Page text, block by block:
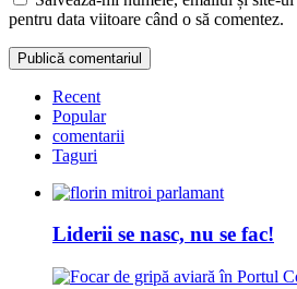
pentru data viitoare când o să comentez.
Recent
Popular
comentarii
Taguri
Liderii se nasc, nu se fac!